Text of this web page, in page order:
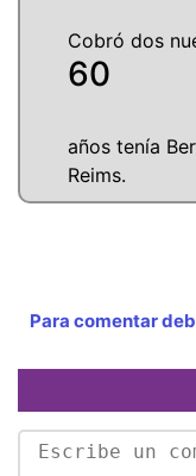
Cobró dos
60
años tenía
Reims.
Para comentar